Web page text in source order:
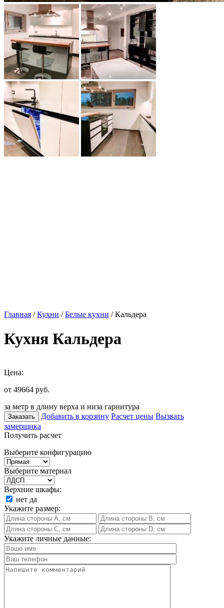
Главная /Кухни /Белые кухни / Кальдера
Кухня Кальдера
Цена:
от 49664 руб.
за метр в длину верха и низа гарнитура
Заказать Добавить в корзину Расчет цены Вызвать
замерщика
Получить расчет
Выберите конфигурацию
Выберите материал
Верхние шкафы:
нет да
Укажите размер:
Укажите личные данные: